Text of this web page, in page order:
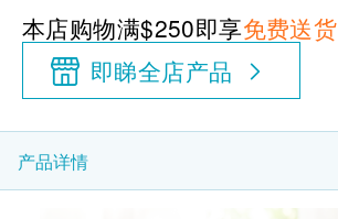
本店购物满$250即享免费送货
即睇全店产品
产品详情